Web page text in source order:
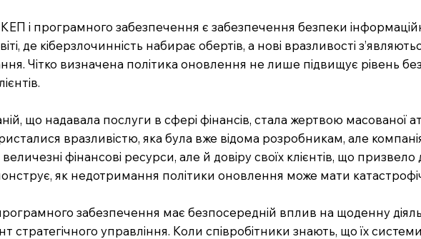
і програмного забезпечення є забезпечення безпеки
де кіберзлочинність набирає обертів, а нові вразливості
Чітко визначена політика оновлення не лише підвищує рівень
що надавала послуги в сфері фінансів, стала жертвою масованої
вразливістю, яка була вже відома розробникам, але
фінансові ресурси, але й довіру своїх клієнтів, що призвело
як недотримання політики оновлення може мати
забезпечення має безпосередній вплив на щоденну
стратегічного управління. Коли співробітники знають, що їх